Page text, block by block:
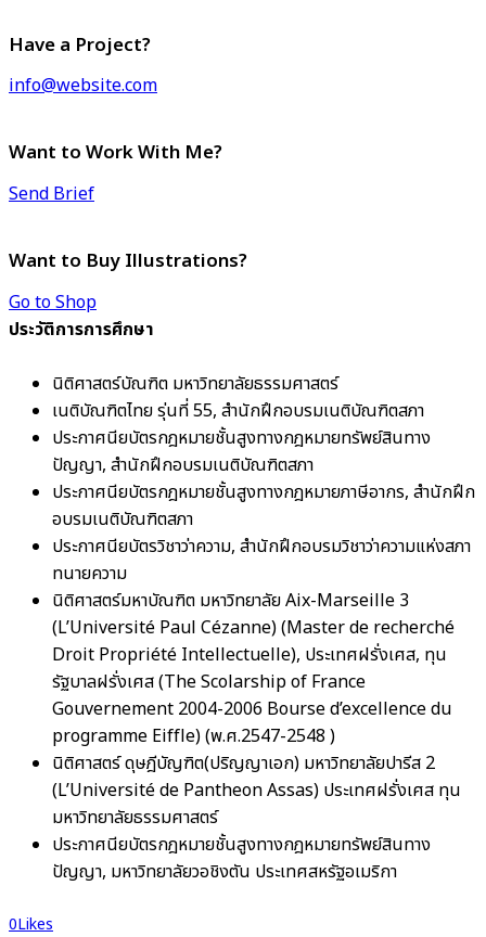
Have a Project?
info@website.com
Want to Work With Me?
Send Brief
Want to Buy Illustrations?
Go to Shop
ประวัติการการศึกษา
นิติศาสตร์บัณฑิต มหาวิทยาลัยธรรมศาสตร์
เนติบัณฑิตไทย รุ่นที่ 55, สำนักฝึกอบรมเนติบัณฑิตสภา
ประกาศนียบัตรกฎหมายชั้นสูงทางกฎหมายทรัพย์สินทาง
ปัญญา, สำนักฝึกอบรมเนติบัณฑิตสภา
ประกาศนียบัตรกฎหมายชั้นสูงทางกฎหมายภาษีอากร, สำนักฝึก
อบรมเนติบัณฑิตสภา
ประกาศนียบัตรวิชาว่าความ, สำนักฝึกอบรมวิชาว่าความแห่งสภา
ทนายความ
นิติศาสตร์มหาบัณฑิต มหาวิทยาลัย Aix-Marseille 3
(L’Université Paul Cézanne) (Master de recherché
Droit Propriété Intellectuelle), ประเทศฝรั่งเศส, ทุน
รัฐบาลฝรั่งเศส (The Scolarship of France
Gouvernement 2004-2006 Bourse d’excellence du
programme Eiffle) (พ.ศ.2547-2548 )
นิติศาสตร์ ดุษฎีบัญฑิต(ปริญญาเอก) มหาวิทยาลัยปารีส 2
(L’Université de Pantheon Assas) ประเทศฝรั่งเศส ทุน
มหาวิทยาลัยธรรมศาสตร์
ประกาศนียบัตรกฎหมายชั้นสูงทางกฎหมายทรัพย์สินทาง
ปัญญา, มหาวิทยาลัยวอชิงตัน ประเทศสหรัฐอเมริกา
0Likes